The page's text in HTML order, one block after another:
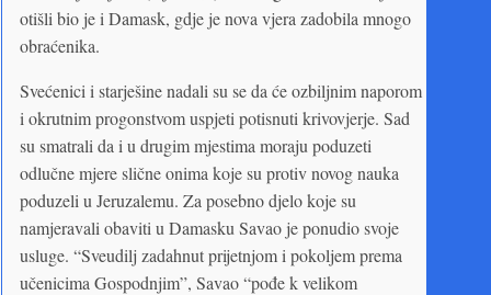
otišli bio je i Damask, gdje je nova vjera zadobila mnogo
obraćenika.
Svećenici i starješine nadali su se da će ozbiljnim naporom
i okrutnim progonstvom uspjeti potisnuti krivovjerje. Sad
su smatrali da i u drugim mjestima moraju poduzeti
odlučne mjere slične onima koje su protiv novog nauka
poduzeli u Jeruzalemu. Za posebno djelo koje su
namjeravali obaviti u Damasku Savao je ponudio svoje
usluge. “Sveudilj zadahnut prijetnjom i pokoljem prema
učenicima Gospodnjim”, Savao “pođe k velikom